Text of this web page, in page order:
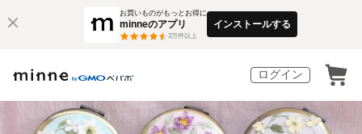
お買いものがもっとお得に
minneのアプリ
3万件以上
インストールする
ログイン